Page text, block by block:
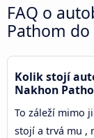
FAQ o
Pathom
Kolik stojí
Nakhon
To záleží mimo
stojí a trvá mu ,